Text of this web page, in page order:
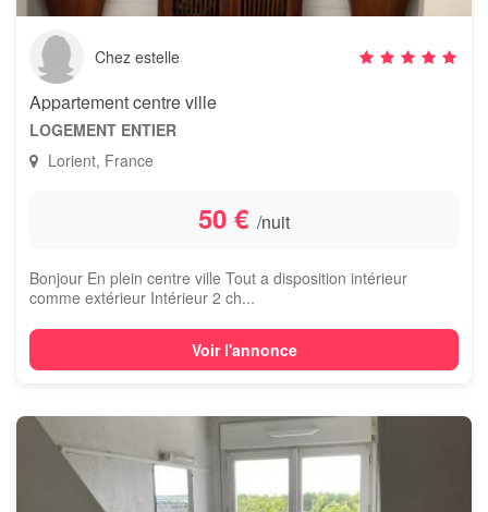
Chez estelle
Appartement centre ville
LOGEMENT ENTIER
Lorient, France
50 € /nuit
Bonjour En plein centre ville Tout a disposition intérieur
comme extérieur Intérieur 2 ch...
Voir l'annonce